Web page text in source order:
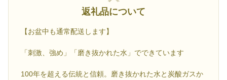
返礼品について
【お盆中も通常配送します】
「刺激、強め」「磨き抜かれた水」でできています
100年を超える伝統と信頼。磨き抜かれた水と炭酸ガスか